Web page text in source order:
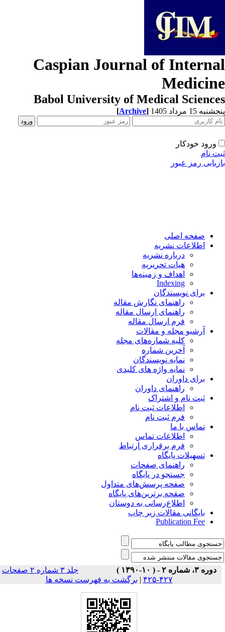
Caspian Journal of
Babol University of Medical
15 مرداد 1405 [Archive]
ورود خودکار
نام
رمز عبور
صفحه اصلی
اطلاعات نشریه
درباره نشریه
هیات تحریریه
اهداف و زمینه‌ها
Indexing
برای نویسندگان
راهنمای نگارش مقاله
راهنمای ارسال مقاله
فرم ارسال مقاله
آرشیو مجله و مقالات
کلیه شماره‌های مجله
آخرین شماره
نمایه نویسندگان
نمایه واژه های کلیدی
برای داوران
راهنمای داوران
ثبت نام و اشتراک
اطلاعات ثبت نام
فرم ثبت نام
تماس با ما
اطلاعات تماس
فرم برقراری ارتباط
تسهیلات پایگاه
راهنمای صفحات
جستجو در پایگاه
صفحه پرسش‌های متداول
صفحه برترین‌های پایگاه
اطلاع‌رسانی به دوستان
بایگانی مقالات زیر چاپ
Publication Fee
دوره ۳، شماره ۲ - ( ۱۰-۱۳۹۰ )
جلد ۳ شماره ۲ صفحات
۴۲۷-۴۲۵
|برگشت به فهرست نسخه ها